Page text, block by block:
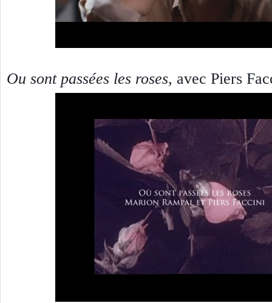
Ou sont passées les roses, avec Piers